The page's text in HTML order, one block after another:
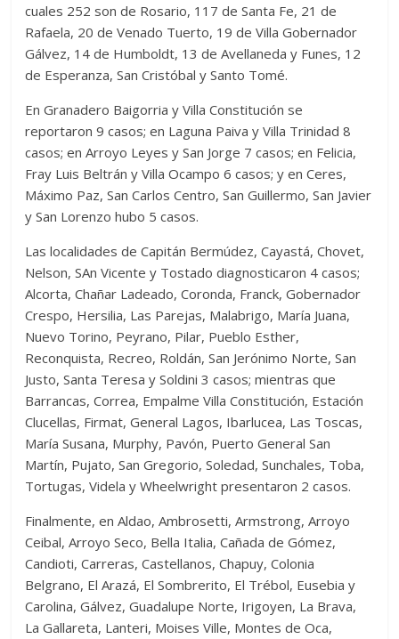
cuales 252 son de Rosario, 117 de Santa Fe, 21 de
Rafaela, 20 de Venado Tuerto, 19 de Villa Gobernador
Gálvez, 14 de Humboldt, 13 de Avellaneda y Funes, 12
de Esperanza, San Cristóbal y Santo Tomé.
En Granadero Baigorria y Villa Constitución se
reportaron 9 casos; en Laguna Paiva y Villa Trinidad 8
casos; en Arroyo Leyes y San Jorge 7 casos; en Felicia,
Fray Luis Beltrán y Villa Ocampo 6 casos; y en Ceres,
Máximo Paz, San Carlos Centro, San Guillermo, San Javier
y San Lorenzo hubo 5 casos.
Las localidades de Capitán Bermúdez, Cayastá, Chovet,
Nelson, SAn Vicente y Tostado diagnosticaron 4 casos;
Alcorta, Chañar Ladeado, Coronda, Franck, Gobernador
Crespo, Hersilia, Las Parejas, Malabrigo, María Juana,
Nuevo Torino, Peyrano, Pilar, Pueblo Esther,
Reconquista, Recreo, Roldán, San Jerónimo Norte, San
Justo, Santa Teresa y Soldini 3 casos; mientras que
Barrancas, Correa, Empalme Villa Constitución, Estación
Clucellas, Firmat, General Lagos, Ibarlucea, Las Toscas,
María Susana, Murphy, Pavón, Puerto General San
Martín, Pujato, San Gregorio, Soledad, Sunchales, Toba,
Tortugas, Videla y Wheelwright presentaron 2 casos.
Finalmente, en Aldao, Ambrosetti, Armstrong, Arroyo
Ceibal, Arroyo Seco, Bella Italia, Cañada de Gómez,
Candioti, Carreras, Castellanos, Chapuy, Colonia
Belgrano, El Arazá, El Sombrerito, El Trébol, Eusebia y
Carolina, Gálvez, Guadalupe Norte, Irigoyen, La Brava,
La Gallareta, Lanteri, Moises Ville, Montes de Oca,